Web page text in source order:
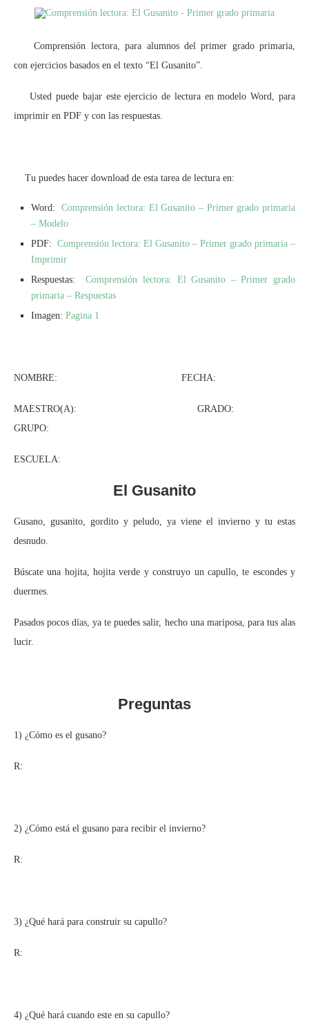
Comprensión lectora, para alumnos del primer grado primaria,
con ejercicios basados en el texto “El Gusanito”.
Usted puede bajar este ejercicio de lectura en modelo Word, para
imprimir en PDF y con las respuestas.
Tu puedes hacer download de esta tarea de lectura en:
Word:Comprensión lectora: El Gusanito – Primer grado primaria
– Modelo
PDF: Comprensión lectora: El Gusanito – Primer grado primaria –
Imprimir
Respuestas:Comprensión lectora: El Gusanito – Primer grado
primaria – Respuestas
Imagen: Pagina 1
NOMBRE: FECHA:
MAESTRO(A): GRADO:
GRUPO:
ESCUELA:
El Gusanito
Gusano, gusanito, gordito y peludo, ya viene el invierno y tu estas
desnudo.
Búscate una hojita, hojita verde y construyo un capullo, te escondes y
duermes.
Pasados pocos días, ya te puedes salir, hecho una mariposa, para tus alas
lucir.
Preguntas
1) ¿Cómo es el gusano?
R:
2) ¿Cómo está el gusano para recibir el invierno?
R:
3) ¿Qué hará para construir su capullo?
R:
4) ¿Qué hará cuando este en su capullo?